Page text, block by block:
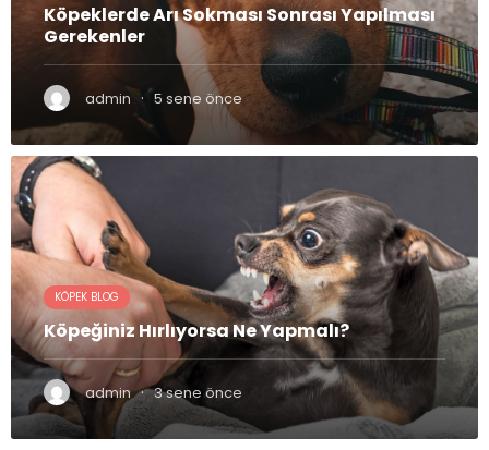
Köpeklerde Arı Sokması Sonrası Yapılması
Gerekenler
admin · 5 sene önce
KÖPEK BLOG
Köpeğiniz Hırlıyorsa Ne Yapmalı?
admin · 3 sene önce